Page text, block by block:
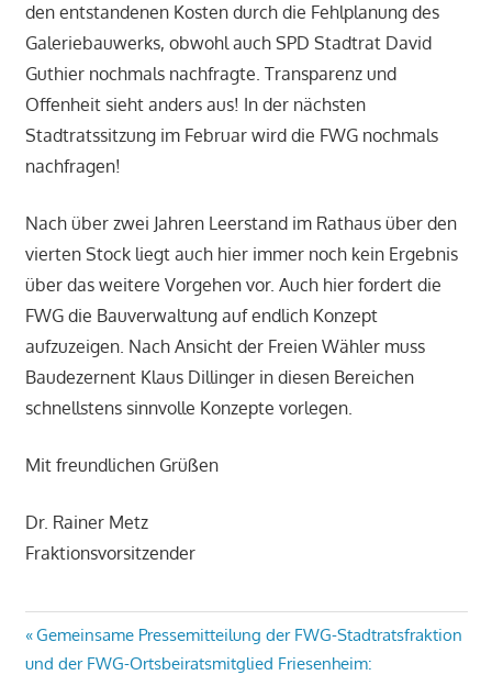
den entstandenen Kosten durch die Fehlplanung des
Galeriebauwerks, obwohl auch SPD Stadtrat David
Guthier nochmals nachfragte. Transparenz und
Offenheit sieht anders aus! In der nächsten
Stadtratssitzung im Februar wird die FWG nochmals
nachfragen!
Nach über zwei Jahren Leerstand im Rathaus über den
vierten Stock liegt auch hier immer noch kein Ergebnis
über das weitere Vorgehen vor. Auch hier fordert die
FWG die Bauverwaltung auf endlich Konzept
aufzuzeigen. Nach Ansicht der Freien Wähler muss
Baudezernent Klaus Dillinger in diesen Bereichen
schnellstens sinnvolle Konzepte vorlegen.
Mit freundlichen Grüßen
Dr. Rainer Metz
Fraktionsvorsitzender
Beitragsnavigation
Vorheriger
Beitrag:
Gemeinsame Pressemitteilung der FWG-Stadtratsfraktion
und der FWG-Ortsbeiratsmitglied Friesenheim: